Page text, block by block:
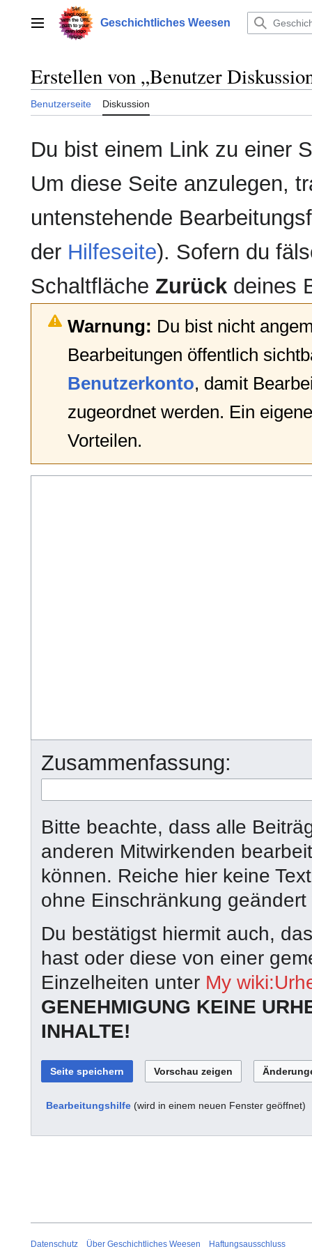
springenHauptmenü Geschichtliches Weesen
Erstellen von „Benutzer
Benutzerseite Diskussion
Du bist einem Link zu einer
Um diese Seite anzulegen,
untenstehende
der Hilfeseite). Sofern du
Schaltfläche Zurück deines
Warnung: Du bist nicht
Bearbeitungen öffentlich
Benutzerkonto, damit
zugeordnet werden. Ein
Vorteilen.
Zusammenfassung:
Bitte beachte, dass alle
anderen Mitwirkenden
können. Reiche hier keine
ohne Einschränkung
Du bestätigst hiermit auch,
hast oder diese von einer
Einzelheiten unter My
GENEHMIGUNG KEINE
INHALTE!
Bearbeitungshilfe (wird in einem neuen Fenster geöffnet)
Datenschutz Über Geschichtliches Weesen Haftungsausschluss